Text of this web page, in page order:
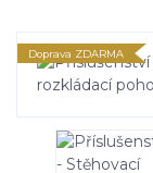
Doprava ZDARMA